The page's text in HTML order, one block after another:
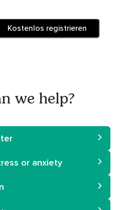
Kostenlos registrieren
we help?
or anxiety